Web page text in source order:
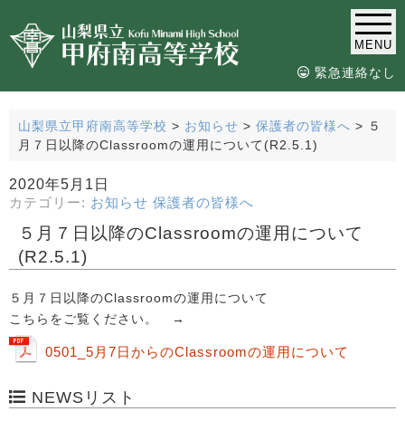
MENU
緊急連絡なし
山梨県立甲府南高等学校 > お知らせ > 保護者の皆様へ > ５
月７日以降のClassroomの運用について(R2.5.1)
2020年5月1日
カテゴリー: お知らせ 保護者の皆様へ
５月７日以降のClassroomの運用について
(R2.5.1)
５月７日以降のClassroomの運用について
こちらをご覧ください。 →
0501_5月7日からのClassroomの運用について
NEWSリスト